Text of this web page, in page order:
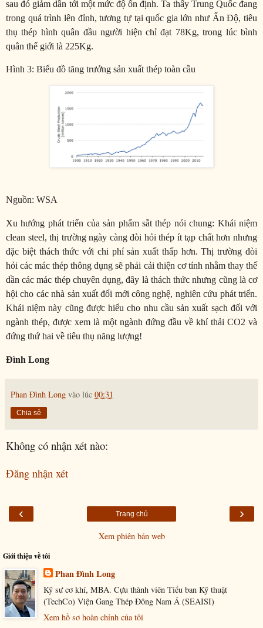
sau đó giảm dần tới một mức độ ổn định. Ta thấy Trung Quốc đang
trong quá trình lên đỉnh, tương tự tại quốc gia lớn như Ấn Độ, tiêu
thụ thép hình quân đầu người hiện chỉ đạt 78Kg, trong lúc bình
quân thế giới là 225Kg.
Hình 3: Biểu đồ tăng trưởng sản xuất thép toàn cầu
Nguồn: WSA
Xu hướng phát triển của sản phẩm sắt thép nói chung: Khái niệm
clean steel, thị trường ngày càng đòi hỏi thép ít tạp chất hơn nhưng
đặc biệt thách thức với chi phí sản xuất thấp hơn. Thị trường đòi
hỏi các mác thép thông dụng sẽ phải cải thiện cơ tính nhằm thay thế
dần các mác thép chuyên dụng, đây là thách thức nhưng cũng là cơ
hội cho các nhà sản xuất đổi mới công nghệ, nghiên cứu phát triển.
Khái niệm này cũng được hiểu cho nhu cầu sản xuất sạch đối với
ngành thép, được xem là một ngành đứng đầu về khí thải CO2 và
đứng thứ hai về tiêu thụ năng lượng!
Đình Long
Phan Đình Long vào lúc 00:31
Chia sẻ
Không có nhận xét nào:
Đăng nhận xét
‹ ›
Trang chủ
Xem phiên bản web
Giới thiệu về tôi
Phan Đình Long
Kỹ sư cơ khí, MBA. Cựu thành viên Tiểu ban Kỹ thuật
(TechCo) Viện Gang Thép Đông Nam Á (SEAISI)
Xem hồ sơ hoàn chỉnh của tôi